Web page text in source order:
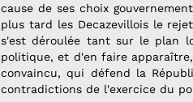
cause de ses choix
plus tard les Decazevillois le
s'est déroulée tant sur le plan
politique, et d'en faire
convaincu, qui défend la
contradictions de l'exercice du